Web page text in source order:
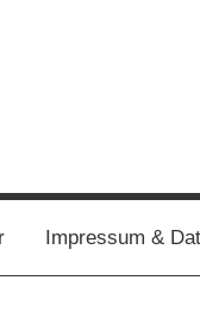
Impressum &